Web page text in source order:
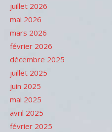
juillet 2026
mai 2026
mars 2026
février 2026
décembre 2025
juillet 2025
juin 2025
mai 2025
avril 2025
février 2025